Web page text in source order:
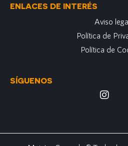
ENLACES DE INTERÉS
Aviso
Política de
Política de
SÍGUENOS